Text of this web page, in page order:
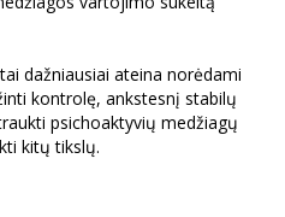
dažniausiai ateina norėdami
kontrolę, ankstesnį stabilų
psichoaktyvių medžiagų
kitų tikslų.